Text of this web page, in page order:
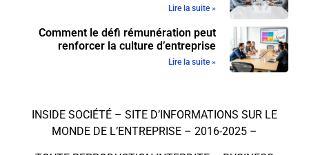
Lire la suite »
Comment le défi rémunération peut
renforcer la culture d’entreprise
Lire la suite »
INSIDE SOCIÉTÉ – SITE D’INFORMATIONS SUR LE
MONDE DE L’ENTREPRISE – 2016-2025 –